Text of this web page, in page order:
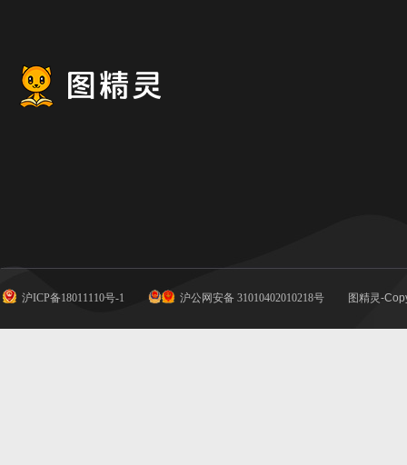
沪ICP备18011110号-1 沪公网安备 31010402010218号 图精灵-